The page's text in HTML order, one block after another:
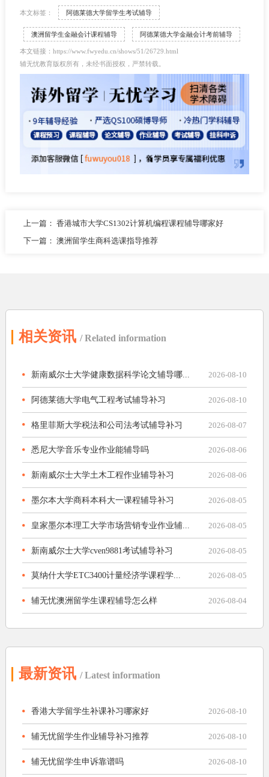
本文标签： 阿德莱德大学留学生考试辅导
澳洲留学生金融会计课程辅导 阿德莱德大学金融会计考前辅导
本文链接：https://www.fwyedu.cn/shows/51/26729.html
辅无忧教育版权所有，未经书面授权，严禁转载。
上一篇： 香港城市大学CS1302计算机编程课程辅导哪家好
下一篇： 澳洲留学生商科选课指导推荐
相关资讯 / Related information
新南威尔士大学健康数据科学论文辅导哪... 2026-08-10
阿德莱德大学电气工程考试辅导补习 2026-08-10
格里菲斯大学税法和公司法考试辅导补习 2026-08-07
悉尼大学音乐专业作业能辅导吗 2026-08-06
新南威尔士大学土木工程作业辅导补习 2026-08-06
墨尔本大学商科本科大一课程辅导补习 2026-08-05
皇家墨尔本理工大学市场营销专业作业辅... 2026-08-05
新南威尔士大学cven9881考试辅导补习 2026-08-05
莫纳什大学ETC3400计量经济学课程学... 2026-08-05
辅无忧澳洲留学生课程辅导怎么样 2026-08-04
最新资讯 / Latest information
香港大学留学生补课补习哪家好 2026-08-10
辅无忧留学生作业辅导补习推荐 2026-08-10
辅无忧留学生申诉靠谱吗 2026-08-10